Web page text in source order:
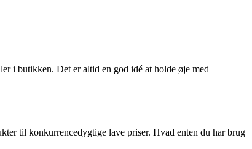
i butikken. Det er altid en god idé at holde øje med
til konkurrencedygtige lave priser. Hvad enten du har brug